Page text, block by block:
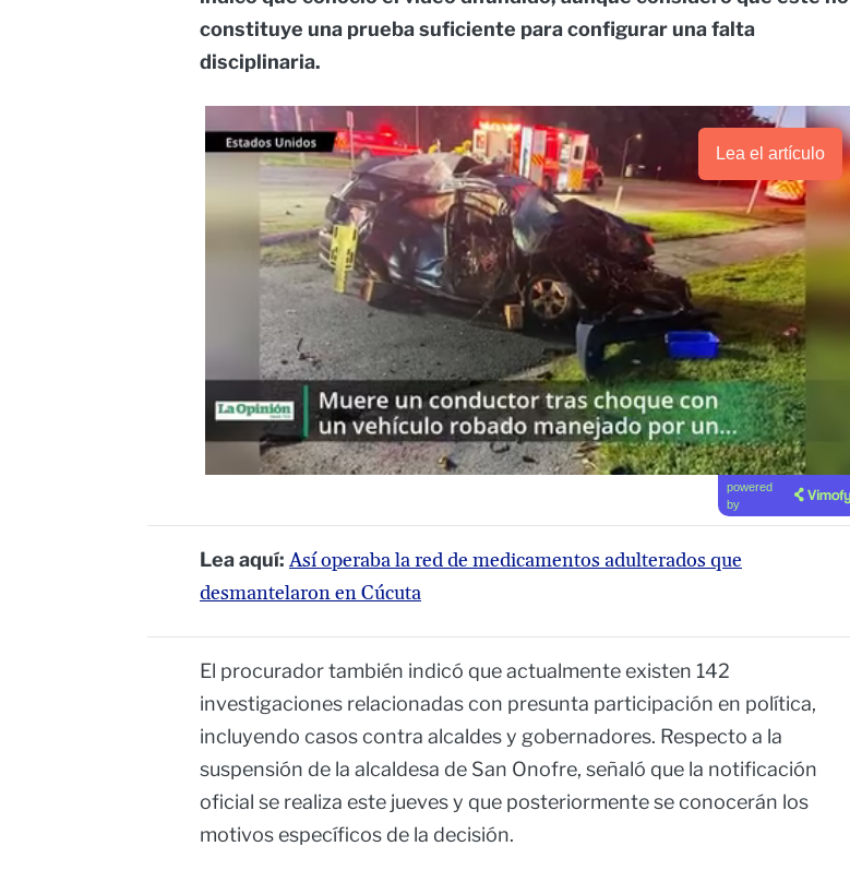
constituye una prueba suficiente para configurar una falta
disciplinaria.
Lea el artículo
powered
by
Lea aquí: Así operaba la red de medicamentos adulterados que
desmantelaron en Cúcuta
El procurador también indicó que actualmente existen 142
investigaciones relacionadas con presunta participación en política,
incluyendo casos contra alcaldes y gobernadores. Respecto a la
suspensión de la alcaldesa de San Onofre, señaló que la notificación
oficial se realiza este jueves y que posteriormente se conocerán los
motivos específicos de la decisión.